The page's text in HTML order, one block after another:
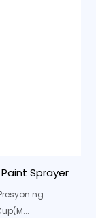
Paint Sprayer
ng